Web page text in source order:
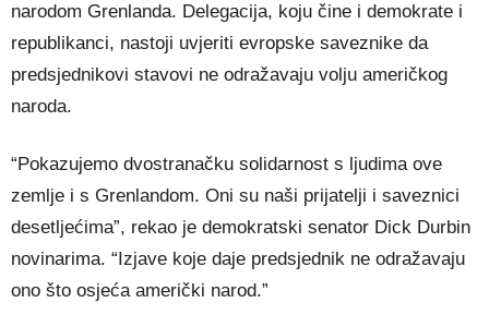
narodom Grenlanda. Delegacija, koju čine i demokrate i
republikanci, nastoji uvjeriti evropske saveznike da
predsjednikovi stavovi ne odražavaju volju američkog
naroda.
“Pokazujemo dvostranačku solidarnost s ljudima ove
zemlje i s Grenlandom. Oni su naši prijatelji i saveznici
desetljećima”, rekao je demokratski senator Dick Durbin
novinarima. “Izjave koje daje predsjednik ne odražavaju
ono što osjeća američki narod.”